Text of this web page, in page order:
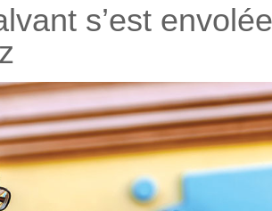
s’est envolée